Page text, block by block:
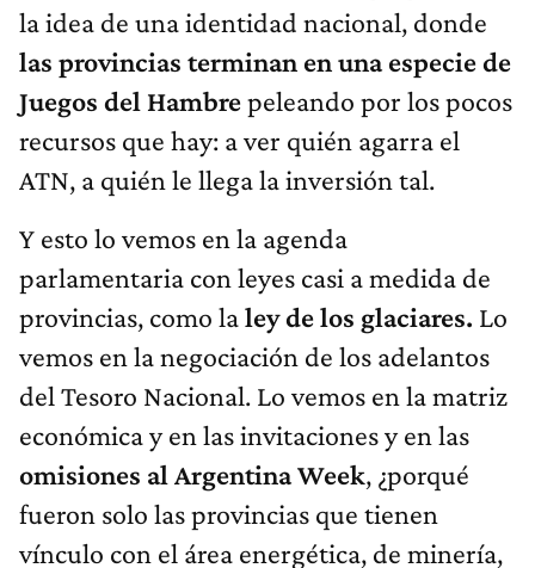
la idea de una identidad nacional, donde
las provincias terminan en una especie de
Juegos del Hambrepeleando por los pocos
recursos que hay: a ver quién agarra el
ATN, a quién le llega la inversión tal.
Y esto lo vemos en la agenda
parlamentaria con leyes casi a medida de
provincias, como laley de los glaciares. Lo
vemos en la negociación de los adelantos
del Tesoro Nacional. Lo vemos en la matriz
económica y en las invitaciones y en las
omisiones al Argentina Week, ¿porqué
fueron solo las provincias que tienen
vínculo con el área energética, de minería,